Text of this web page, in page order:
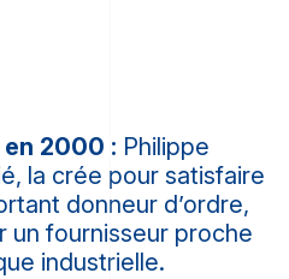
2000 : Philippe
la crée pour satisfaire
donneur d’ordre,
un fournisseur proche
industrielle.